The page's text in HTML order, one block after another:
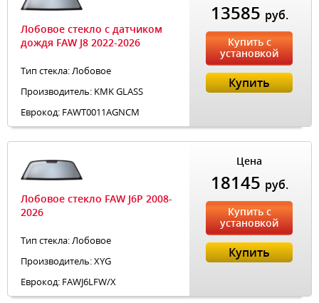
Лобовое стекло с датчиком
дождя FAW J8 2022-2026
Тип стекла: Лобовое
Производитель: KMK GLASS
Еврокод: FAWT0011AGNCM
13585 руб.
Купить с
установкой
Купить
Лобовое стекло FAW J6P 2008-
2026
Тип стекла: Лобовое
Производитель: XYG
Еврокод: FAWJ6LFW/X
Цена
18145 руб.
Купить с
установкой
Купить